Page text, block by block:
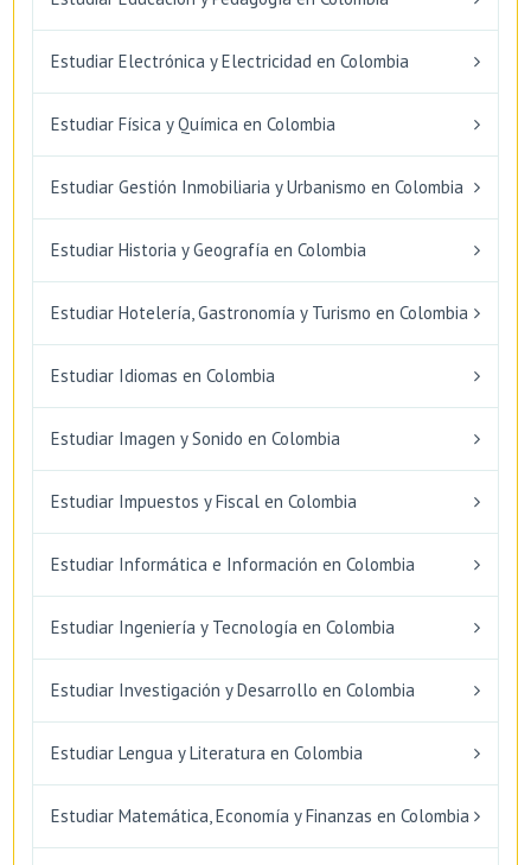
Estudiar Electrónica y Electricidad en Colombia
Estudiar Física y Química en Colombia
Estudiar Gestión Inmobiliaria y Urbanismo en Colombia
Estudiar Historia y Geografía en Colombia
Estudiar Hotelería, Gastronomía y Turismo en Colombia
Estudiar Idiomas en Colombia
Estudiar Imagen y Sonido en Colombia
Estudiar Impuestos y Fiscal en Colombia
Estudiar Informática e Información en Colombia
Estudiar Ingeniería y Tecnología en Colombia
Estudiar Investigación y Desarrollo en Colombia
Estudiar Lengua y Literatura en Colombia
Estudiar Matemática, Economía y Finanzas en Colombia